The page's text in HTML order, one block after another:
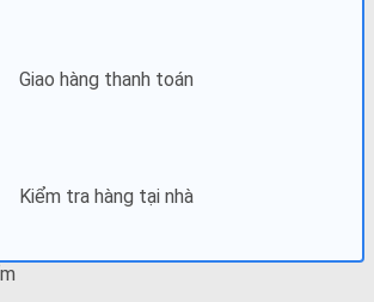
Giao hàng thanh toán
Kiểm tra hàng tại nhà